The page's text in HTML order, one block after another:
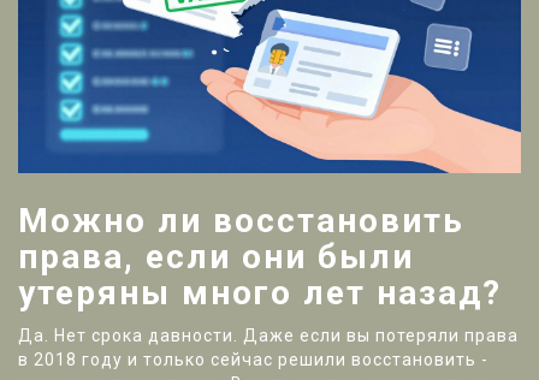
Можно ли восстановить
права, если они были
утеряны много лет назад?
Да. Нет срока давности. Даже если вы потеряли права
в 2018 году и только сейчас решили восстановить -